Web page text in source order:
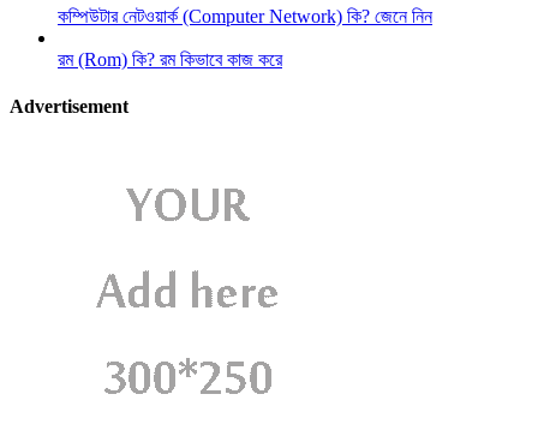
কম্পিউটার নেটওয়ার্ক (Computer Network) কি? জেনে নিন
রম (Rom) কি? রম কিভাবে কাজ করে
Advertisement